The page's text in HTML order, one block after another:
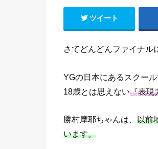
ツイート
さてどんどんファイナル
YGの日本にあるスクー
18歳とは思えない『表現
勝村摩耶ちゃんは、 以前
います。